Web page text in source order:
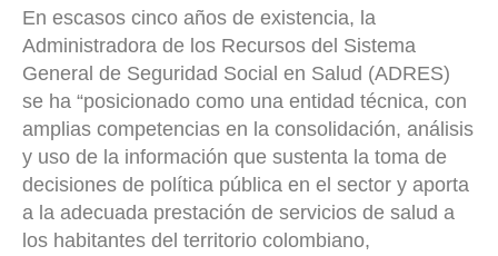
En escasos cinco años de existencia, la
Administradora de los Recursos del Sistema
General de Seguridad Social en Salud (ADRES)
se ha “posicionado como una entidad técnica, con
amplias competencias en la consolidación, análisis
y uso de la información que sustenta la toma de
decisiones de política pública en el sector y aporta
a la adecuada prestación de servicios de salud a
los habitantes del territorio colombiano,